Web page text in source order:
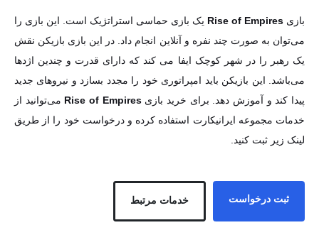
بازی Rise of Empires یک بازی حماسی استراتژیک است. این بازی را
می‌توان به صورت چند نفره و آنلاین انجام داد. در این بازی بازیکن نقش یک
رهبر را در شهر کوچک ایفا می کند که دارای قدرت و چندین اژدها می‌باشد.
این بازیکن باید امپراتوری خود را مجدد بسازد و نیروهای جدید پیدا کند و
آموزش دهد. برای خرید بازیRise of Empires می‌توانید از خدمات
مجموعه ایرانیکارت استفاده کرده و درخواست خود را از طریق لینک زیر ثبت
کنید.
ثبت درخواست خدمات مرتبط